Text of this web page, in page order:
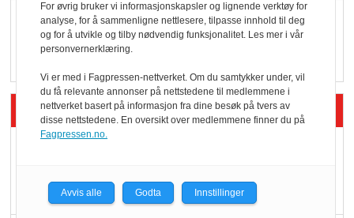
Q passerte 1 milliard i
Rema i 2025
Siste artikler - Økologisk
melkemangel
For øvrig bruker vi informasjonskapsler og lignende verktøy for
analyse, for å sammenligne nettlesere, tilpasse innhold til deg
og for å utvikle og tilby nødvendig funksjonalitet. Les mer i vår
personvernerklæring.
Vi er med i Fagpressen-nettverket. Om du samtykker under, vil
du få relevante annonser på nettstedene til medlemmene i
nettverket basert på informasjon fra dine besøk på tvers av
disse nettstedene. En oversikt over medlemmene finner du på
Fagpressen.no.
Avvis alle Godta Innstillinger